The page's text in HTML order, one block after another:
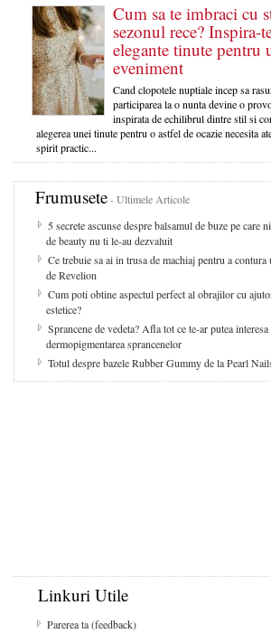
Cum sa te imbraci cu
sezonul rece? Inspira-
elegante tinute pentru
eveniment
Cand clopotele nuptiale incep sa
participarea la o nunta devine o
inspirata de echilibrul dintre stil si
alegerea unei tinute pentru o astfel de ocazie necesita
spirit practic...
Frumusete- Ultimele Articole
5 secrete ascunse despre balsamul de buze pe care
de beauty nu ti le-au dezvaluit
Ce trebuie sa ai in trusa de machiaj pentru a
de Revelion
Cum poti obtine aspectul perfect al obrajilor cu
estetice?
Sprancene de vedeta? Afla tot ce te-ar putea interesa
dermopigmentarea sprancenelor
Totul despre bazele Rubber Gummy de la Pearl
Linkuri Utile
Parerea ta (feedback)